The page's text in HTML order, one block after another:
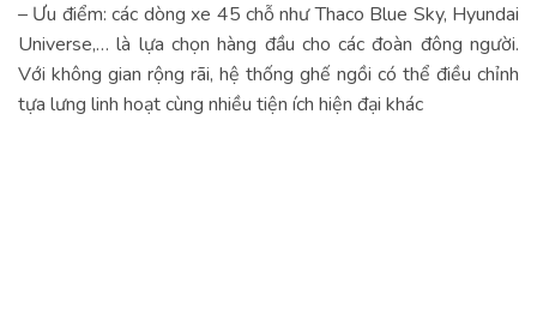
– Ưu điểm: các dòng xe 45 chỗ như Thaco Blue Sky, Hyundai
Universe,… là lựa chọn hàng đầu cho các đoàn đông người.
Với không gian rộng rãi, hệ thống ghế ngồi có thể điều chỉnh
tựa lưng linh hoạt cùng nhiều tiện ích hiện đại khác